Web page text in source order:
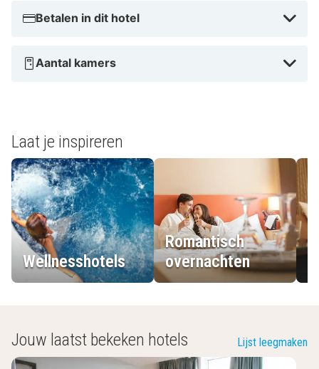
Betalen in dit hotel
Aantal kamers
Laat je inspireren
Wellnesshotels
Romantisch
overnachten
Jouw laatst bekeken hotels Lijst leegmaken